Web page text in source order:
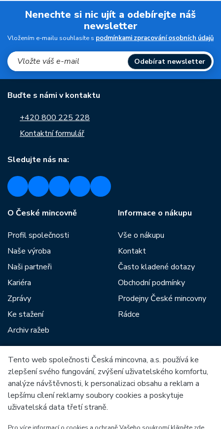
Nenechte si nic ujít a odebírejte náš
newsletter
Vložením e-mailu souhlasíte s podmínkami zpracování osobních údajů
Odebírat newsletter
Buďte s námi v kontaktu
+420 800 225 228
Kontaktní formulář
Sledujte nás na:
O České mincovně
Profil společnosti
Naše výroba
Naši partneři
Kariéra
Zprávy
Ke stažení
Archiv ražeb
Informace o nákupu
Vše o nákupu
Kontakt
Často kladené dotazy
Obchodní podmínky
Prodejny České mincovny
Rádce
Mezi naše partnery patří:
Tento web společnosti Česká mincovna, a.s. používá ke
zlepšení svého fungování, zvýšení uživatelského komfortu,
analýze návštěvnosti, k personalizaci obsahu a reklam a
lepšímu cílení reklamy soubory cookies a poskytuje
uživatelská data třetí straně.